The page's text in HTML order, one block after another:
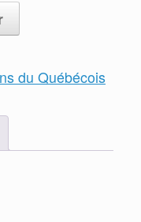
du Québécois